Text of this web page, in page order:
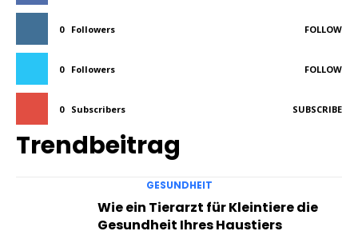
0 Followers FOLLOW
0 Followers FOLLOW
0 Subscribers SUBSCRIBE
Trendbeitrag
GESUNDHEIT
Wie ein Tierarzt für Kleintiere die
Gesundheit Ihres Haustiers